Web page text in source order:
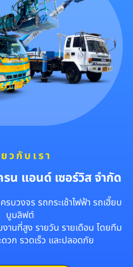
วกับเรา
น แอนด์ เซอร์วิส จำกัด
รบวงจร รถกระเช้าไฟฟ้า รถเฮี๊ยบ
บูมลิฟต์
านที่สูง รายวัน รายเดือน โดยทีม
วก รวดเร็ว และปลอดภัย